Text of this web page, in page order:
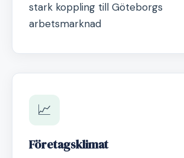
stark koppling till Göteborgs
arbetsmarknad
📈
Företagsklimat